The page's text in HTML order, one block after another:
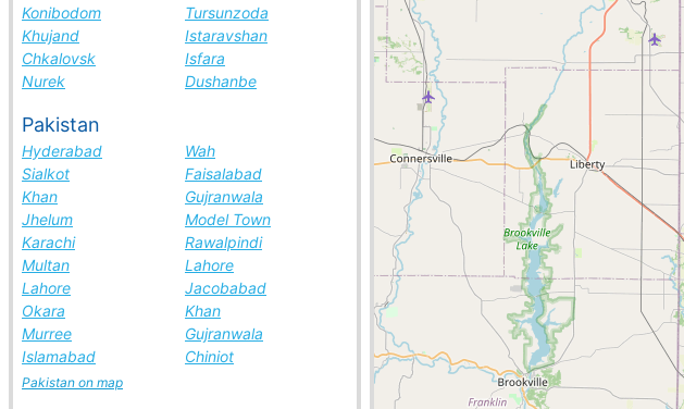
Konibodom
Tursunzoda
Khujand
Istaravshan
Chkalovsk
Isfara
Nurek
Dushanbe
Pakistan
Hyderabad
Wah
Sialkot
Faisalabad
Khan
Gujranwala
Jhelum
Model Town
Karachi
Rawalpindi
Multan
Lahore
Lahore
Jacobabad
Okara
Khan
Murree
Gujranwala
Islamabad
Chiniot
Pakistan on map